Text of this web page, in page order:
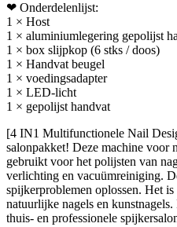
❤ Onderdelenlijst:
1 × Host
1 × aluminiumlegering gepolijst
1 × box slijpkop (6 stks / doos)
1 × Handvat beugel
1 × voedingsadapter
1 × LED-licht
1 × gepolijst handvat
[4 IN1 Multifunctionele Nail
salonpakket! Deze machine voor
gebruikt voor het polijsten van
verlichting en vacuümreiniging.
spijkerproblemen oplossen. Het
natuurlijke nagels en
thuis- en professionele